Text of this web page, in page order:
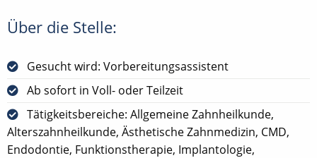
Über die Stelle:
Gesucht wird: Vorbereitungsassistent
Ab sofort in Voll- oder Teilzeit
Tätigkeitsbereiche: Allgemeine Zahnheilkunde,
Alterszahnheilkunde, Ästhetische Zahnmedizin, CMD,
Endodontie, Funktionstherapie, Implantologie,